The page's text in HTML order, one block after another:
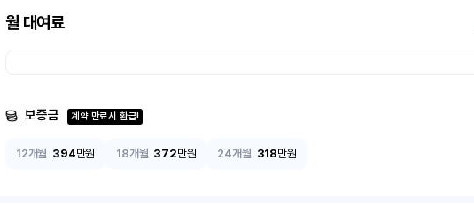
월 대여료
보증금 계약 만료시 환급!
12개월 394만원 18개월 372만원 24개월 318만원